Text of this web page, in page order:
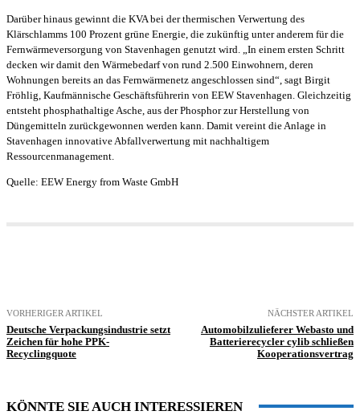
Darüber hinaus gewinnt die KVA bei der thermischen Verwertung des
Klärschlamms 100 Prozent grüne Energie, die zukünftig unter anderem für die
Fernwärmeversorgung von Stavenhagen genutzt wird. „In einem ersten Schritt
decken wir damit den Wärmebedarf von rund 2.500 Einwohnern, deren
Wohnungen bereits an das Fernwärmenetz angeschlossen sind“, sagt Birgit
Fröhlig, Kaufmännische Geschäftsführerin von EEW Stavenhagen. Gleichzeitig
entsteht phosphathaltige Asche, aus der Phosphor zur Herstellung von
Düngemitteln zurückgewonnen werden kann. Damit vereint die Anlage in
Stavenhagen innovative Abfallverwertung mit nachhaltigem
Ressourcenmanagement.
Quelle: EEW Energy from Waste GmbH
VORHERIGER ARTIKEL
Deutsche Verpackungsindustrie setzt
Zeichen für hohe PPK-
Recyclingquote
NÄCHSTER ARTIKEL
Automobilzulieferer Webasto und
Batterierecycler cylib schließen
Kooperationsvertrag
KÖNNTE SIE AUCH INTERESSIEREN